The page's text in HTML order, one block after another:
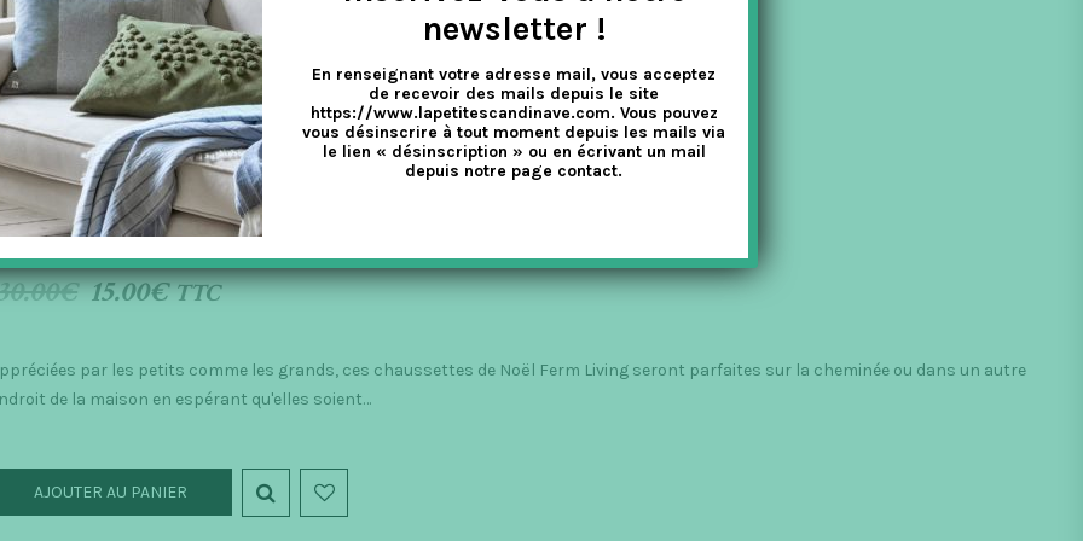
LIVING
DE NOËL – WINTERLAND ROSE
€ 15.00€TTC
par les petits comme les grands, ces chaussettes de Noël Ferm Living seront parfaites sur la cheminée ou dans un autre
de la maison en espérant qu'elles soient…
AJOUTER AU PANIER
newsletter !
En renseignant votre adresse mail, vous acceptez
de recevoir des mails depuis le site
https://www.lapetitescandinave.com. Vous pouvez
vous désinscrire à tout moment depuis les mails via
le lien « désinscription » ou en écrivant un mail
depuis notre page contact.